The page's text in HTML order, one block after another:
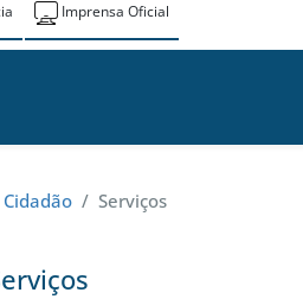
Imprensa Oficial
/ Serviços